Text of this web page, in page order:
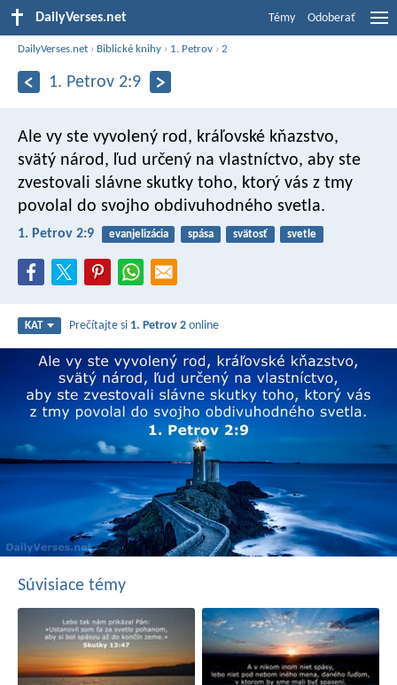
DailyVerses.net Témy Odoberať
DailyVerses.net › Biblické knihy › 1. Petrov ›2
1. Petrov 2:9
Ale vy ste vyvolený rod, kráľovské kňazstvo,
svätý národ, ľud určený na vlastníctvo, aby ste
zvestovali slávne skutky toho, ktorý vás z tmy
povolal do svojho obdivuhodného svetla.
1. Petrov 2:9 evanjelizácia spása svätosť svetle
KAT Prečítajte si 1. Petrov 2 online
Súvisiace témy